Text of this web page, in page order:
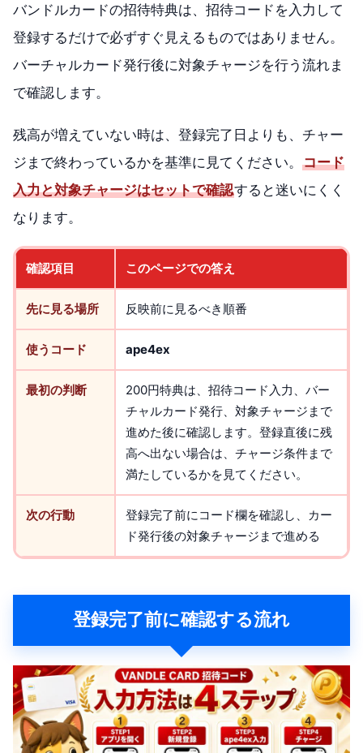
バンドルカードの招待特典は、招待コードを入力して
登録するだけで必ずすぐ見えるものではありません。
バーチャルカード発行後に対象チャージを行う流れま
で確認します。
残高が増えていない時は、登録完了日よりも、チャー
ジまで終わっているかを基準に見てください。 コード
入力と対象チャージはセットで確認すると迷いにくく
なります。
確認項目 このページでの答え
先に見る場所 反映前に見るべき順番
使うコード ape4ex
最初の判断
200円特典は、招待コード入力、バー
チャルカード発行、対象チャージまで
進めた後に確認します。登録直後に残
高へ出ない場合は、チャージ条件まで
満たしているかを見てください。
次の行動
登録完了前にコード欄を確認し、カー
ド発行後の対象チャージまで進める
登録完了前に確認する流れ